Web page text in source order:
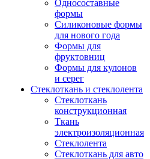
Односоставные
формы
Силиконовые формы
для нового года
Формы для
фруктовниц
Формы для кулонов
и серег
Стеклоткань и стеклолента
Стеклоткань
конструкционная
Ткань
электроизоляционная
Стеклолента
Стеклоткань для авто